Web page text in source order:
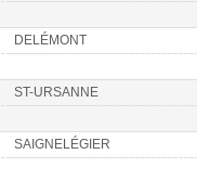
DELÉMONT
ST-URSANNE
SAIGNELÉGIER